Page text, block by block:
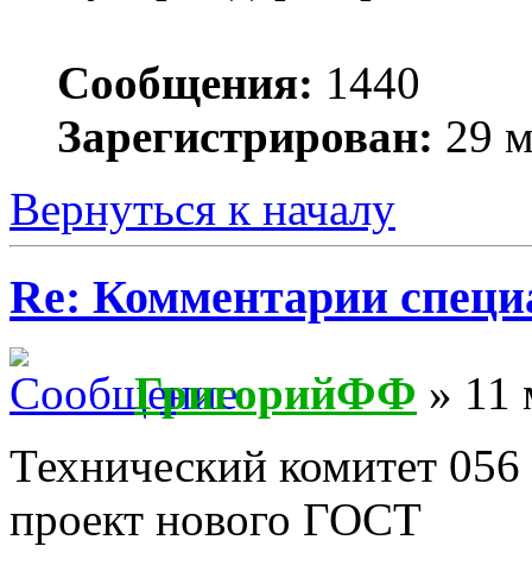
Сообщения: 1440
Зарегистрирован: 29
Вернуться к началу
Re: Комментарии
ГригорийФФ » 11
Технический комитет 056
проект нового ГОСТ